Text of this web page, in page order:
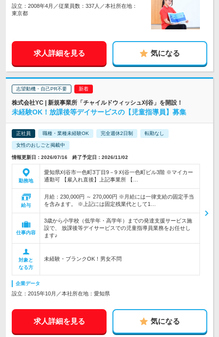
設立：2008年4月／従業員数：337人／本社所在地：
東京都
求人詳細を見る 気になる
志望動機・自己PR不要
株式会社YC | 新規事業所「チャイルドウィッシュ刈谷」を開設！
未経験OK！放課後等デイサービスの【児童指導員】募集
正社員 職種・業種未経験OK 完全週休2日制 転勤なし
女性のおしごと掲載中
情報更新日：2026/07/16 終了予定日：2026/11/02
勤務地
愛知県刈谷市一色町3丁目9－9 刈谷一色町ビル3階 ※マイカー
通勤可 【雇入れ直後】上記事業所 【…
給与
月給：230,000円 ～ 270,000円 ※月給には一律支給の固定手当
を含みます。 ※上記には固定残業代として1…
仕事内容
3歳から小学校（低学年・高学年）までの発達支援サービス施
設で、 放課後等デイサービスでの児童指導員業務をお任せし
ます♪
対象と
なる方
未経験・ブランクOK！男女不問
企業データ
設立：2015年10月／本社所在地：愛知県
求人詳細を見る 気になる